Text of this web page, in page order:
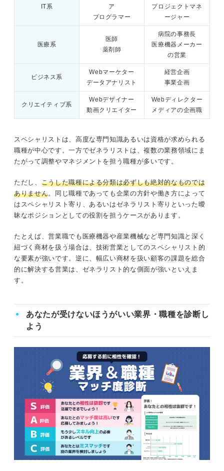
IT系
ア
プログラマー
プロジェクトマネ
ージャー
医療系
医師
薬剤師
病院の事務長
医療機器メーカー
の営業
ビジネス系
Webマーケター
データアナリスト
経営企画
事業企画
クリエイティブ系
Webデザイナー
動画クリエイター
Webディレクター
メディアの企画職
スペシャリストは、高度な専門知識あるいは資格が求められる
職種が中心です。一方でゼネラリストは、複数の業務領域にま
たがって調整やマネジメントを担う職種が多いです。
ただし、 こうした職種による分類は必ずしも絶対的なものでは
ありません。同じ職種であっても企業の方針や働き方によって
はスペシャリスト寄り、あるいはゼネラリスト寄りといった曖
昧なポジションとしての役割を担うケースがあります。
たとえば、営業職でも医療機器や産業機械など専門知識と深く
紐づく商材を扱う場合は、技術営業としてのスペシャリスト的
な要素が強いです。逆に、幅広い商材を扱い顧客の課題を総合
的に解決する営業は、ゼネラリスト的な側面が強いといえま
す。
あなたが受けないほうがいい業界・職種を診断し
よう